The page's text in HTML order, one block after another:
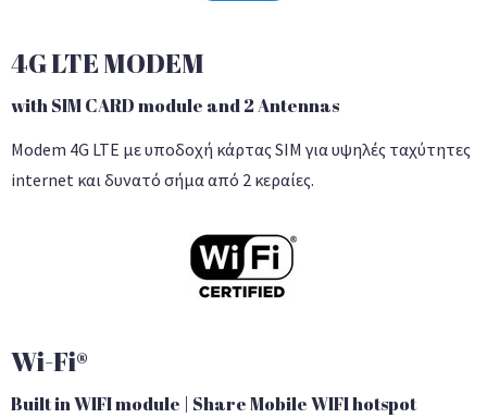
4G LTE MODEM
with SIM CARD module and 2 Antennas
Modem 4G LTE με υποδοχή κάρτας SIM για υψηλές ταχύτητες
internet και δυνατό σήμα από 2 κεραίες.
Wi-Fi®
Built in WIFI module | Share Mobile WIFI hotspot